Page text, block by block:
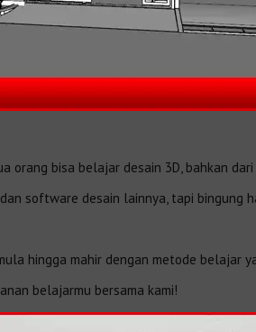
orang bisa belajar desain 3D, bahkan
software desain lainnya, tapi bingung
hingga mahir dengan metode belajar
belajarmu bersama kami!